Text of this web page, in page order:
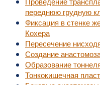
переднюю грудную
Фиксация в стенке
Кохера
Пересечение
Создание
Образование
Тонкокишечная